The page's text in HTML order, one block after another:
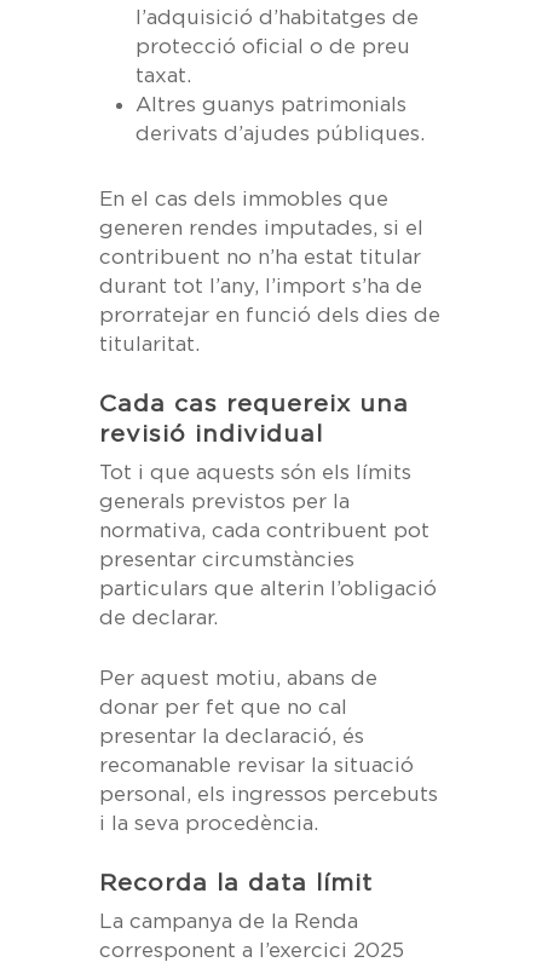
l’adquisició d’habitatges de
protecció oficial o de preu
taxat.
Altres guanys patrimonials
derivats d’ajudes públiques.
En el cas dels immobles que
generen rendes imputades, si el
contribuent no n’ha estat titular
durant tot l’any, l’import s’ha de
prorratejar en funció dels dies de
titularitat.
Cada cas requereix una
revisió individual
Tot i que aquests són els límits
generals previstos per la
normativa, cada contribuent pot
presentar circumstàncies
particulars que alterin l’obligació
de declarar.
Per aquest motiu, abans de
donar per fet que no cal
presentar la declaració, és
recomanable revisar la situació
personal, els ingressos percebuts
i la seva procedència.
Recorda la data límit
La campanya de la Renda
corresponent a l’exercici 2025